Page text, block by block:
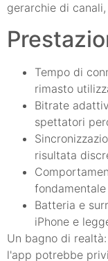
gerarchie di
Tempo di
rimasto
Bitrate
spettatori
risultata
Batteria e
iPhone e
Un bagno di
l'app potrebbe